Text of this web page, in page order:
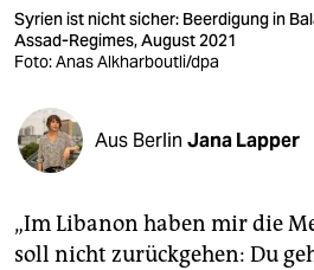
verlag
veranstaltungen
shop
fragen & hilfe
abo
Syrien ist nicht sicher: Beerdigung in
Assad-Regimes, August 2021
Foto: Anas Alkharboutli/dpa
Aus Berlin Jana Lapper
„Im Libanon haben mir die
soll nicht zurückgehen: Du